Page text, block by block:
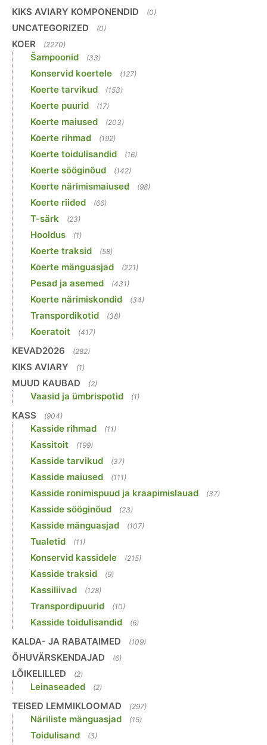
KIKS AVIARY KOMPONENDID (0)
UNCATEGORIZED (0)
KOER (2270)
Šampoonid (33)
Konservid koertele (127)
Koerte tarvikud (153)
Koerte puurid (17)
Koerte maiused (203)
Koerte rihmad (192)
Koerte toidulisandid (16)
Koerte sööginõud (142)
Koerte närimismaiused (98)
Koerte riided (66)
T-särk (23)
Hooldus (1)
Koerte traksid (58)
Koerte mänguasjad (221)
Pesad ja asemed (431)
Koerte närimiskondid (34)
Transpordikotid (38)
Koeratoit (417)
KEVAD2026 (282)
KIKS AVIARY (1)
MUUD KAUBAD (2)
Vaasid ja ümbrispotid (1)
KASS (904)
Kasside rihmad (11)
Kassitoit (199)
Kasside tarvikud (37)
Kasside maiused (111)
Kasside ronimispuud ja kraapimislauad (37)
Kasside sööginõud (23)
Kasside mänguasjad (107)
Tualetid (11)
Konservid kassidele (215)
Kasside traksid (9)
Kassiliivad (128)
Transpordipuurid (10)
Kasside toidulisandid (6)
KALDA- JA RABATAIMED (109)
ÕHUVÄRSKENDAJAD (6)
LÕIKELILLED (2)
Leinaseaded (2)
TEISED LEMMIKLOOMAD (297)
Näriliste mänguasjad (15)
Toidulisand (3)